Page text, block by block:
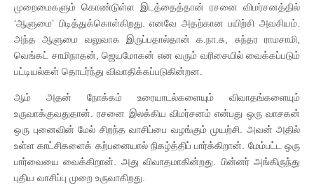
முறைமைகளும் கொண்டுள்ள இடத்தைத்தான் ரசனை விமர்சனத்தில்
‘ஆளுமை’ பிடித்துக்கொள்கிறது. எனவே அதற்கான பயிற்சி அவசியம்.
அந்த ஆளுமை வலுவாக இருப்பதால்தான் க.நா.சு, சுந்தர ராமசாமி,
வெங்கட் சாமிநாதன், ஜெயமோகன் என வரும் வரிசையில் வைக்கப்படும்
பட்டியல்கள் தொடர்ந்து விவாதிக்கப்படுகின்றன.
ஆம் அதன் நோக்கம் உரையாடல்களையும் விவாதங்களையும்
உருவாக்குவதுதான். ரசனை இலக்கிய விமர்சனம் என்பது ஒரு வாசகன்
ஒரு புனைவின் மேல் சிறந்த வாசிப்பை வழங்கும் முயற்சி. அவன் அதில்
உள்ள காட்சிகளைக் கற்பனையால் நிகழ்த்திப் பார்க்கிறான். மேம்பட்ட ஒரு
பார்வையை வைக்கிறான். அது விவாதமாகின்றது. பின்னர் அங்கிருந்து
புதிய வாசிப்பு முறை உருவாகிறது.